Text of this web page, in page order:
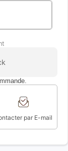
par E-mail